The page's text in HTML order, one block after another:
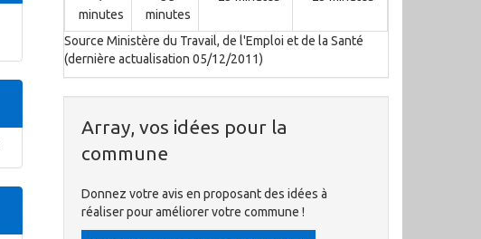
minutes
minutes
Source Ministère du Travail, de l'Emploi et de la Santé
(dernière actualisation 05/12/2011)
Array, vos idées pour la
commune
Donnez votre avis en proposant des idées à
réaliser pour améliorer votre commune !